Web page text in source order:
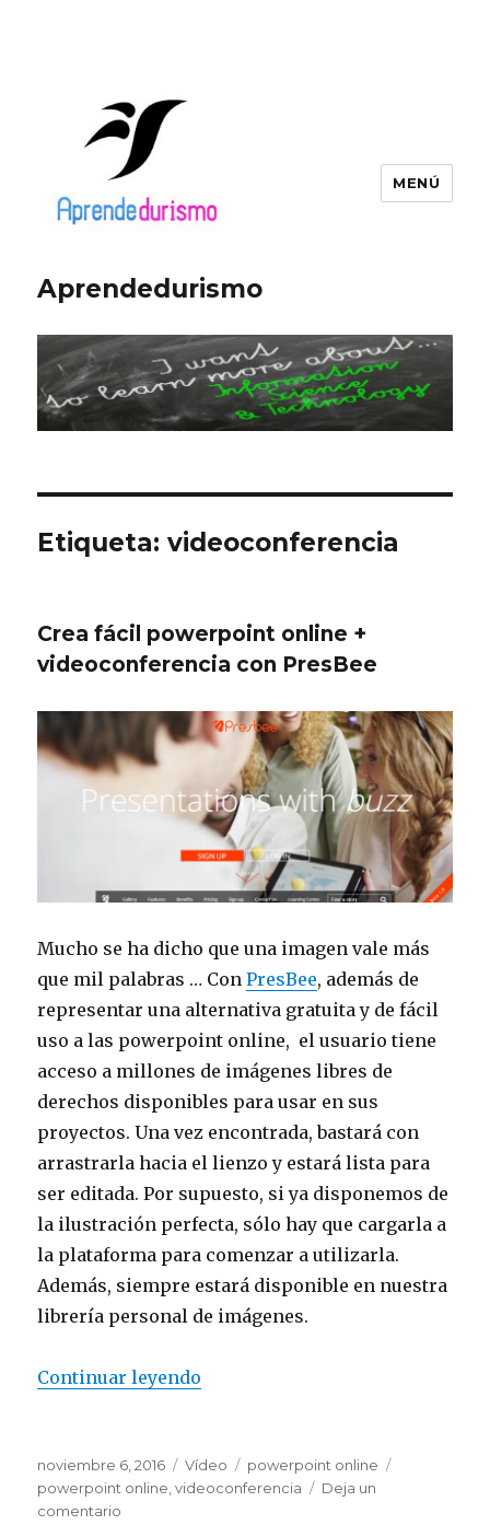
Aprendedurismo
MENÚ
Etiqueta: videoconferencia
Crea fácil powerpoint online +
videoconferencia con PresBee
Mucho se ha dicho que una imagen vale más
que mil palabras … ConPresBee, además de
representar una alternativa gratuita y de fácil
uso a las powerpoint online, el usuario tiene
acceso a millones de imágenes libres de
derechos disponibles para usar en sus
proyectos. Una vez encontrada, bastará con
arrastrarla hacia el lienzo y estará lista para
ser editada. Por supuesto, si ya disponemos de
la ilustración perfecta, sólo hay que cargarla a
la plataforma para comenzar a utilizarla.
Además, siempre estará disponible en nuestra
librería personal de imágenes.
Continuar leyendo
Publicado
el
noviembre 6, 2016 Formato
Vídeo Categorías
powerpoint online
powerpoint online ,videoconferencia
Deja un
comentario